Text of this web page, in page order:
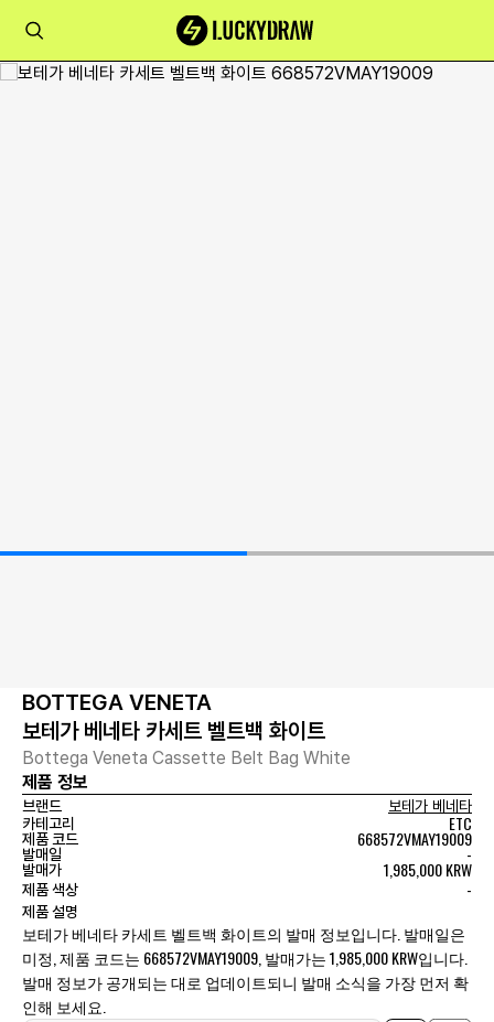
BOTTEGA VENETA
보테가 베네타 카세트 벨트백 화이트
Bottega Veneta Cassette Belt Bag White
제품 정보
브랜드
보테가 베네타
카테고리
ETC
제품 코드 668572VMAY19009
발매일 -
발매가 1,985,000 KRW
제품 색상 -
제품 설명
보테가 베네타 카세트 벨트백 화이트의 발매 정보입니다. 발매일은
미정, 제품 코드는 668572VMAY19009, 발매가는 1,985,000 KRW입니다.
발매 정보가 공개되는 대로 업데이트되니 발매 소식을 가장 먼저 확
인해 보세요.